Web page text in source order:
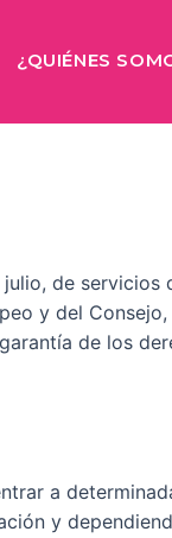
¿QUIÉNES
de
y del
de los
a
y